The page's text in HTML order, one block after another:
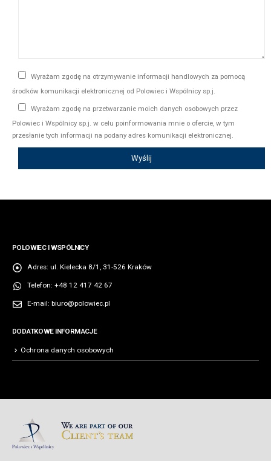
Wyrażam zgodę na otrzymywanie informacji handlowych za pomocą
środków komunikacji elektronicznej od Polowiec i Wspólnicy sp.j.
Wyrażam zgodę na przetwarzanie moich danych osobowych przez
Polowiec i Wspólnicy sp.j. w celu poinformowania mnie o ofercie, w tym
przesłanie tych informacji na podany adres komunikacji elektronicznej.
POLOWIEC I WSPÓLNICY
Adres: ul. Kielecka 8/1, 31-526 Kraków
Telefon: +48 12 417 42 67
E-mail: biuro@polowiec.pl
DODATKOWE INFORMACJE
Ochrona danych osobowych